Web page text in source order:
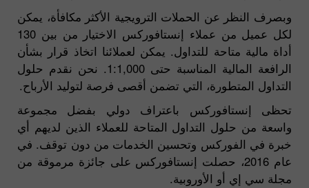
وبصرف النظر عن الحملات الترويجية الأكثر مكافأة، يمكن
لكل عميل من عملاء إنستافوركس الاختيار من بين 130
أداة مالية متاحة للتداول. يمكن لعملائنا اتخاذ قرار بشأن
الرافعة المالية المناسبة حتى 1:1,000. نحن نقدم حلول
التداول المتطورة، التي تضمن أقصى فرصة لتوليد الأرباح.
تحظى إنستافوركس باعتراف دولي بفضل مجموعة
واسعة من حلول التداول المتاحة للعملاء الذين لديهم أي
خبرة في الفوركس وتحسين الخدمات من دون توقف. في
عام 2016، حصلت إنستافوركس على جائزة مرموقة من
مجلة سي إي أو الأوروبية.